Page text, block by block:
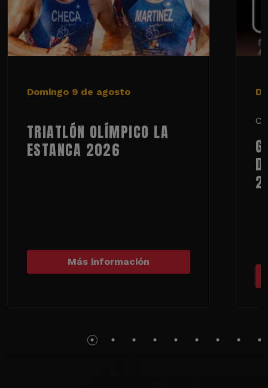
Domingo 9 de agosto
TRIATLÓN OLÍMPICO LA
ESTANCA 2026
Más información